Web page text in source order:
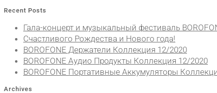
Recent Posts
Гала-концерт и музыкальный фестиваль
Счастливого Рождества и Нового года!
BOROFONE Держатели Коллекция 12/2020
BOROFONE Аудио Продукты Коллекция 12/2020
BOROFONE Портативные Аккумуляторы
Archives